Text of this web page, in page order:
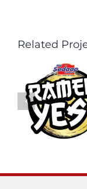
Related